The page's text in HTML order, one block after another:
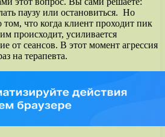
паузу или остановиться. Но
что когда клиент проходит пик
происходит, усиливается
от сеансов. В этот момент агрессия
на терапевта.